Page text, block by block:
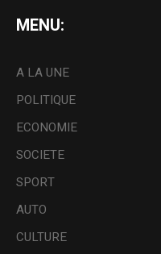
MENU:
A LA UNE
POLITIQUE
ECONOMIE
SOCIETE
SPORT
AUTO
CULTURE